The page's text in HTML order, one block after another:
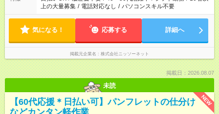
上の大量募集 / 電話対応なし / パソコンスキル不要
気になる！ 応募する 詳細へ
掲載元企業名 株式会社ニッソーネット
掲載日：2026.08.07
未読
NEW
【60代応援＊日払い可】パンフレットの仕分け
などカンタン軽作業